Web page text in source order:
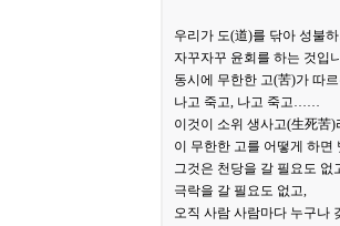
우리가 도(道)를 닦아 성불
자꾸자꾸 윤회를 하는 것입
동시에 무한한 고(苦)가 따
나고 죽고, 나고 죽고……
이것이 소위 생사고(生死苦)
이 무한한 고를 어떻게 하면
그것은 천당을 갈 필요도 없
극락을 갈 필요도 없고,
오직 사람 사람마다 누구나